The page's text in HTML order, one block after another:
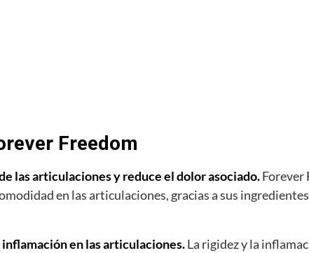
Freedom
las articulaciones y reduce el dolor asociado.Forever
en las articulaciones, gracias a sus
en las articulaciones.La rigidez y la